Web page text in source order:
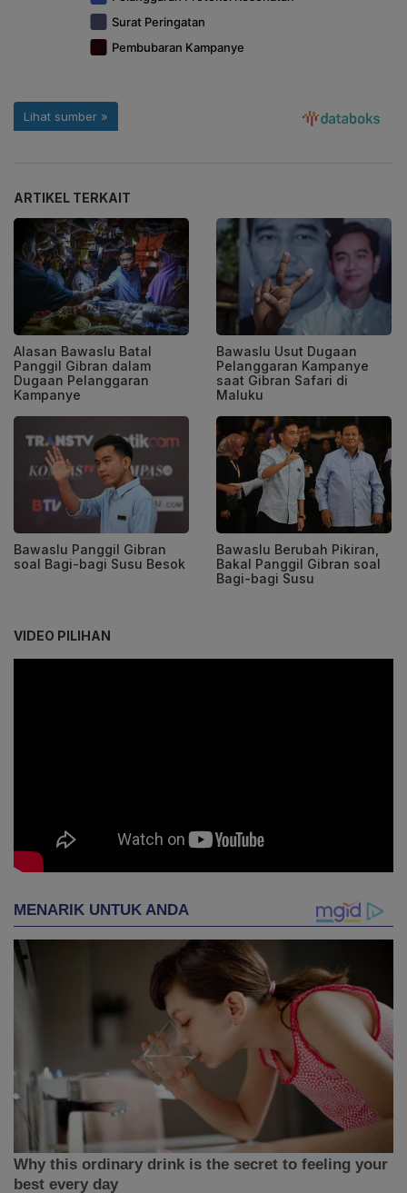
ARTIKEL TERKAIT
Alasan Bawaslu Batal
Panggil Gibran dalam
Dugaan Pelanggaran
Kampanye
Bawaslu Usut Dugaan
Pelanggaran Kampanye
saat Gibran Safari di
Maluku
Bawaslu Panggil Gibran
soal Bagi-bagi Susu Besok
Bawaslu Berubah Pikiran,
Bakal Panggil Gibran soal
Bagi-bagi Susu
VIDEO PILIHAN